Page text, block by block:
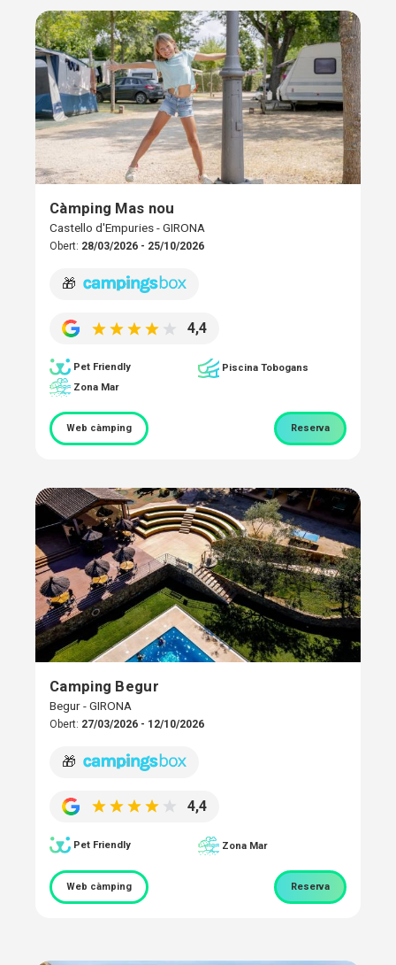
Càmping Mas nou
Castello d'Empuries - GIRONA
Obert: 28/03/2026 - 25/10/2026
🎁
4,4
Pet Friendly
Piscina Tobogans
Zona Mar
Web càmping Reserva
Camping Begur
Begur - GIRONA
Obert: 27/03/2026 - 12/10/2026
🎁
4,4
Pet Friendly Zona Mar
Web càmping Reserva